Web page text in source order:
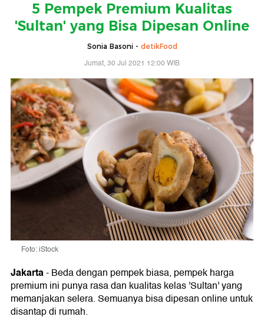
5 Pempek Premium Kualitas
'Sultan' yang Bisa Dipesan Online
Sonia Basoni - detikFood
Jumat, 30 Jul 2021 12:00 WIB
Foto: iStock
Jakarta-Beda dengan pempek biasa, pempek harga
premium ini punya rasa dan kualitas kelas 'Sultan' yang
memanjakan selera. Semuanya bisa dipesan online untuk
disantap di rumah.